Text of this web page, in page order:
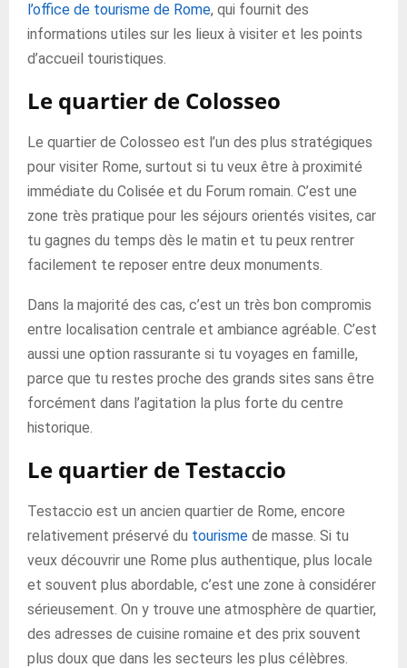
l’office de tourisme de Rome, qui fournit des
informations utiles sur les lieux à visiter et les points
d’accueil touristiques.
Le quartier de Colosseo
Le quartier de Colosseo est l’un des plus stratégiques
pour visiter Rome, surtout si tu veux être à proximité
immédiate du Colisée et du Forum romain. C’est une
zone très pratique pour les séjours orientés visites, car
tu gagnes du temps dès le matin et tu peux rentrer
facilement te reposer entre deux monuments.
Dans la majorité des cas, c’est un très bon compromis
entre localisation centrale et ambiance agréable. C’est
aussi une option rassurante si tu voyages en famille,
parce que tu restes proche des grands sites sans être
forcément dans l’agitation la plus forte du centre
historique.
Le quartier de Testaccio
Testaccio est un ancien quartier de Rome, encore
relativement préservé du tourisme de masse. Si tu
veux découvrir une Rome plus authentique, plus locale
et souvent plus abordable, c’est une zone à considérer
sérieusement. On y trouve une atmosphère de quartier,
des adresses de cuisine romaine et des prix souvent
plus doux que dans les secteurs les plus célèbres.